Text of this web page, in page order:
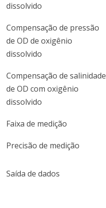
dissolvido
Compensação de pressão
de OD de oxigênio
dissolvido
Compensação de salinidade
de OD com oxigênio
dissolvido
Faixa de medição
Precisão de medição
Saída de dados